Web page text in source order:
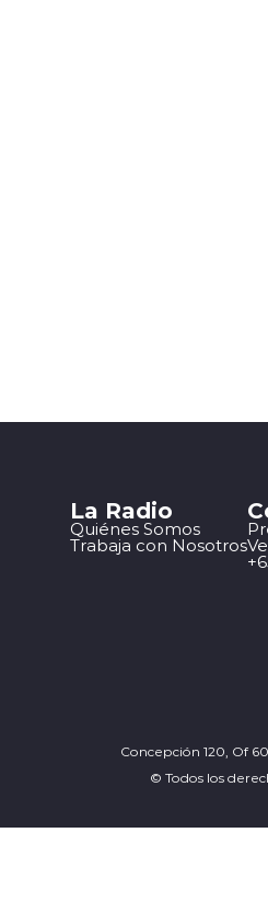
La Radio
Quiénes Somos
Trabaja con Nosotros
Concepción 120, Of
© Todos los